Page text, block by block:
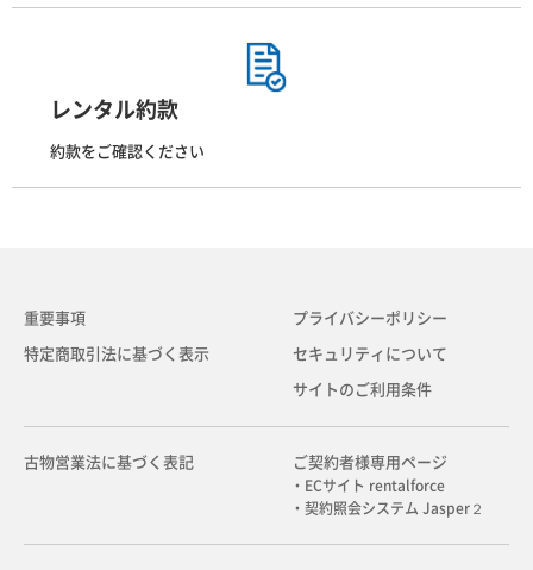
レンタル約款
約款をご確認ください
重要事項
特定商取引法に基づく表示
プライバシーポリシー
セキュリティについて
サイトのご利用条件
古物営業法に基づく表記 ご契約者様専用ページ
・ECサイト rentalforce
・契約照会システム Jasper２